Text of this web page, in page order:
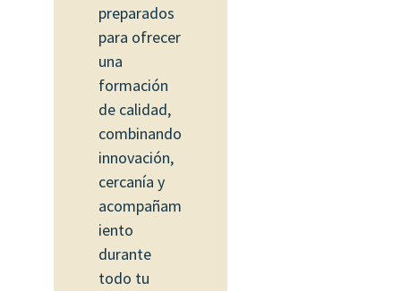
preparados
para ofrecer
una
formación
de calidad,
combinando
innovación,
cercanía y
acompañam
iento
durante
todo tu